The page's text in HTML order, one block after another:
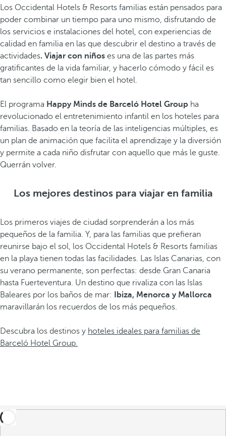
Los Occidental Hotels & Resorts familias están pensados para
poder combinar un tiempo para uno mismo, disfrutando de
los servicios e instalaciones del hotel, con experiencias de
calidad en familia en las que descubrir el destino a través de
actividades. Viajar con niños es una de las partes más
gratificantes de la vida familiar, y hacerlo cómodo y fácil es
tan sencillo como elegir bien el hotel.
El programa Happy Minds de Barceló Hotel Group ha
revolucionado el entretenimiento infantil en los hoteles para
familias. Basado en la teoría de las inteligencias múltiples, es
un plan de animación que facilita el aprendizaje y la diversión
y permite a cada niño disfrutar con aquello que más le guste.
Querrán volver.
Los mejores destinos para viajar en familia
Los primeros viajes de ciudad sorprenderán a los más
pequeños de la familia. Y, para las familias que prefieran
reunirse bajo el sol, los Occidental Hotels & Resorts familias
en la playa tienen todas las facilidades. Las Islas Canarias, con
su verano permanente, son perfectas: desde Gran Canaria
hasta Fuerteventura. Un destino que rivaliza con las Islas
Baleares por los baños de mar:
Ibiza, Menorca y Mallorca
maravillarán los recuerdos de los más pequeños.
Descubra los destinos y hoteles ideales para familias de
Barceló Hotel Group.